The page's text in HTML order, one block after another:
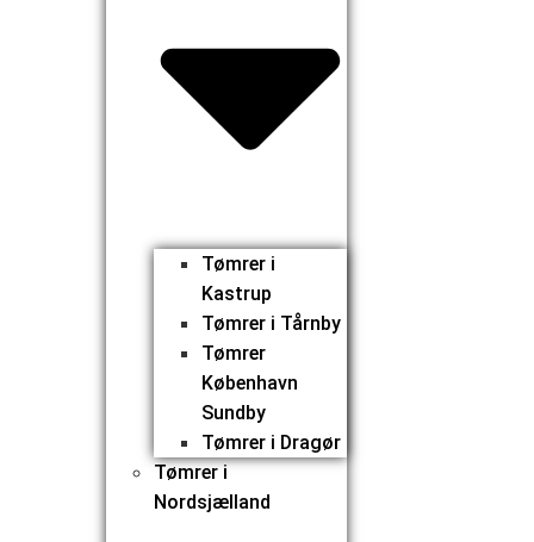
Tømrer i
Kastrup
Tømrer i Tårnby
Tømrer
København
Sundby
Tømrer i Dragør
Tømrer i
Nordsjælland